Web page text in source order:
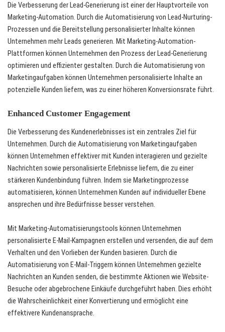
Die Verbesserung der Lead-Generierung ist einer der Hauptvorteile von
Marketing-Automation. Durch die Automatisierung von Lead-Nurturing-
Prozessen und die Bereitstellung personalisierter Inhalte können
Unternehmen mehr Leads generieren. Mit Marketing-Automation-
Plattformen können Unternehmen den Prozess der Lead-Generierung
optimieren und effizienter gestalten. Durch die Automatisierung von
Marketingaufgaben können Unternehmen personalisierte Inhalte an
potenzielle Kunden liefern, was zu einer höheren Konversionsrate führt.
Enhanced Customer Engagement
Die Verbesserung des Kundenerlebnisses ist ein zentrales Ziel für
Unternehmen. Durch die Automatisierung von Marketingaufgaben
können Unternehmen effektiver mit Kunden interagieren und gezielte
Nachrichten sowie personalisierte Erlebnisse liefern, die zu einer
stärkeren Kundenbindung führen. Indem sie Marketingprozesse
automatisieren, können Unternehmen Kunden auf individueller Ebene
ansprechen und ihre Bedürfnisse besser verstehen.
Mit Marketing-Automatisierungstools können Unternehmen
personalisierte E-Mail-Kampagnen erstellen und versenden, die auf dem
Verhalten und den Vorlieben der Kunden basieren. Durch die
Automatisierung von E-Mail-Triggern können Unternehmen gezielte
Nachrichten an Kunden senden, die bestimmte Aktionen wie Website-
Besuche oder abgebrochene Einkäufe durchgeführt haben. Dies erhöht
die Wahrscheinlichkeit einer Konvertierung und ermöglicht eine
effektivere Kundenansprache.